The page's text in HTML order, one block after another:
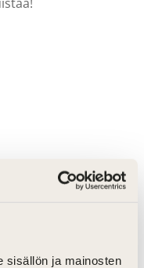
sisällön ja mainosten